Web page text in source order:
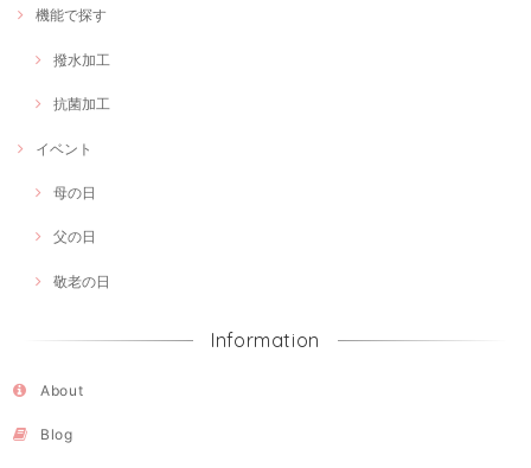
機能で探す
撥水加工
抗菌加工
イベント
母の日
父の日
敬老の日
Information
About
Blog